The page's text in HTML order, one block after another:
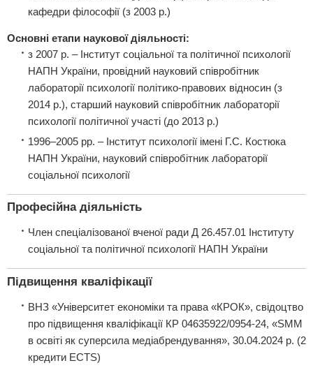
кафедри філософії (з 2003 р.)
Основні етапи наукової діяльності:
з 2007 р. – Інститут соціальної та політичної психології
НАПН України, провідний науковий співробітник
лабораторії психології політико-правових відносин (з
2014 р.), старший науковий співробітник лабораторії
психології політичної участі (до 2013 р.)
1996–2005 рр. – Інститут психології імені Г.С. Костюка
НАПН України, науковий співробітник лабораторії
соціальної психології
Професійна діяльність
Член спеціалізованої вченої ради Д 26.457.01 Інституту
соціальної та політичної психології НАПН України
Підвищення кваліфікації
ВНЗ «Університет економіки та права «КРОК», свідоцтво
про підвищення кваліфікації КР 04635922/0954-24, «SMM
в освіті як суперсила медіабрендування», 30.04.2024 р. (2
кредити ECTS)